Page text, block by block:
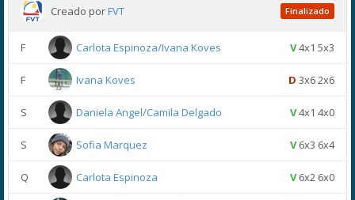
Creado porFVT Finalizado
F Carlota Espinoza/Ivana Koves V4x1 5x3
F Ivana Koves D 3x6 2x6
S Daniela Angel/Camila Delgado V4x1 4x0
S Sofia Marquez V6x3 6x4
Q Carlota Espinoza V6x2 6x0